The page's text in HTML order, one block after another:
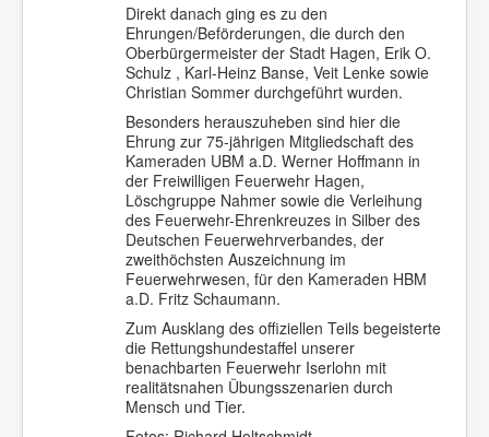
Direkt danach ging es zu den
Ehrungen/Beförderungen, die durch den
Oberbürgermeister der Stadt Hagen, Erik O.
Schulz , Karl-Heinz Banse, Veit Lenke sowie
Christian Sommer durchgeführt wurden.
Besonders herauszuheben sind hier die
Ehrung zur 75-jährigen Mitgliedschaft des
Kameraden UBM a.D. Werner Hoffmann in
der Freiwilligen Feuerwehr Hagen,
Löschgruppe Nahmer sowie die Verleihung
des Feuerwehr-Ehrenkreuzes in Silber des
Deutschen Feuerwehrverbandes, der
zweithöchsten Auszeichnung im
Feuerwehrwesen, für den Kameraden HBM
a.D. Fritz Schaumann.
Zum Ausklang des offiziellen Teils begeisterte
die Rettungshundestaffel unserer
benachbarten Feuerwehr Iserlohn mit
realitätsnahen Übungsszenarien durch
Mensch und Tier.